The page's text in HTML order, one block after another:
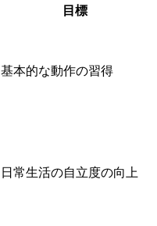
目標
基本的な動作の習得
日常生活の自立度の向上